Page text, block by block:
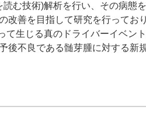
む技術)解析を行い、その病態
改善を目指して研究を行っており
て生じる真のドライバーイベン
後不良である髄芽腫に対する新